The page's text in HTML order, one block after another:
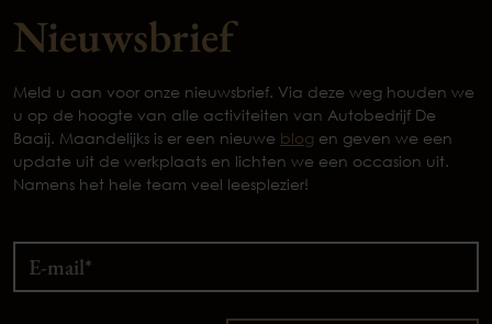
Nieuwsbrief
Meld u aan voor onze nieuwsbrief. Via deze weg houden we
u op de hoogte van alle activiteiten van Autobedrijf De
Baaij. Maandelijks is er een nieuwe blog en geven we een
update uit de werkplaats en lichten we een occasion uit.
Namens het hele team veel leesplezier!